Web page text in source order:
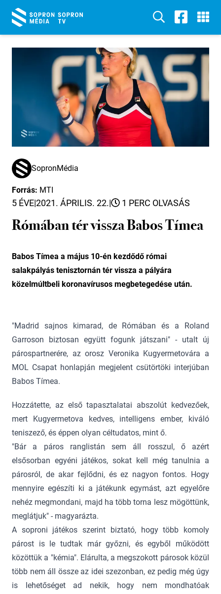
SopronMédia
Forrás: MTI
5 ÉVE|2021. ÁPRILIS. 22.| 1 PERC OLVASÁS
Rómában tér vissza Babos Tímea
Babos Tímea a május 10-én kezdődő római
salakpályás tenisztornán tér vissza a pályára
közelmúltbeli koronavírusos megbetegedése után.
"Madrid sajnos kimarad, de Rómában és a Roland
Garroson biztosan együtt fogunk játszani" - utalt új
párospartnerére, az orosz Veronika Kugyermetovára a
MOL Csapat honlapján megjelent csütörtöki interjúban
Babos Tímea.
Hozzátette, az első tapasztalatai abszolút kedvezőek,
mert Kugyermetova kedves, intelligens ember, kiváló
teniszező, és éppen olyan céltudatos, mint ő.
"Bár a páros ranglistán sem áll rosszul, ő azért
elsősorban egyéni játékos, sokat kell még tanulnia a
párosról, de akar fejlődni, és ez nagyon fontos. Hogy
mennyire egészíti ki a játékunk egymást, azt egyelőre
nehéz megmondani, majd ha több torna lesz mögöttünk,
meglátjuk" - magyarázta.
A soproni játékos szerint biztató, hogy több komoly
párost is le tudtak már győzni, és egyből működött
közöttük a "kémia". Elárulta, a megszokott párosok közül
több nem áll össze az idei szezonban, ez pedig még úgy
is lehetőséget ad nekik, hogy nem mondhatóak